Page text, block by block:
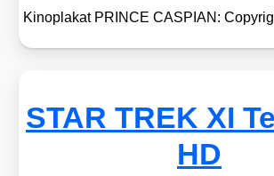
Kino­pla­kat PRINCE CASPIAN:
STAR TREK XI
HD